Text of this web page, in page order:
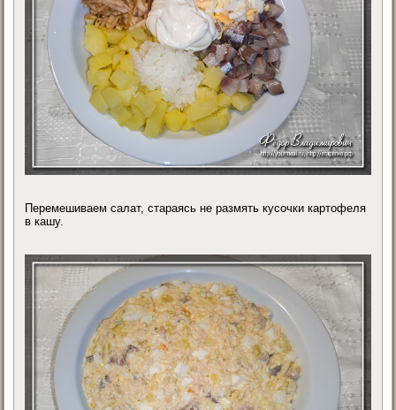
Перемешиваем салат, стараясь не размять кусочки картофеля
в кашу.